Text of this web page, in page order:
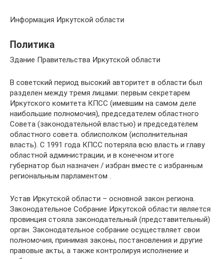
Информация Иркутской области
Политика
Здание Правительства Иркутской области
В советский период высокий авторитет в области был
разделен между тремя лицами: первым секретарем
Иркутского комитета КПСС (имевшим на самом деле
наибольшие полномочия), председателем областного
Совета (законодательной властью) и председателем
областного совета. облисполком (исполнительная
власть). С 1991 года КПСС потеряла всю власть и главу
областной администрации, и в конечном итоге
губернатор был назначен / избран вместе с избранным
региональным парламентом .
Устав Иркутской области – основной закон региона.
Законодательное Собрание Иркутской области является
провинция стояла законодательный (представительный)
орган. Законодательное собрание осуществляет свои
полномочия, принимая законы, постановления и другие
правовые акты, а также контролируя исполнение и